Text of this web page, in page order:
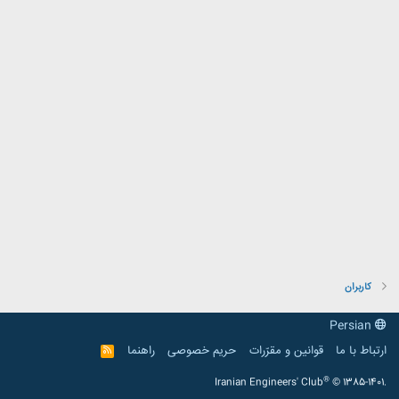
کاربران
ارتباط با ما
قوانین و مقرّرات حریم خصوصی راهنما
R
S
Iranian Engineers' Club® © 1385-1401.